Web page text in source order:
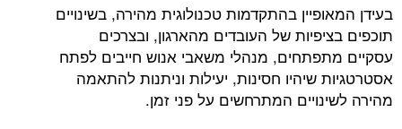
בעידן המאופיין בהתקדמות טכנולוגית מהירה, בשינויים
תוכפים בציפיות של העובדים מהארגון, ובצרכים
עסקיים מתפתחים, מנהלי משאבי אנוש חייבים לפתח
אסטרטגיות שיהיו חסינות, יעילות וניתנות להתאמה
מהירה לשינויים המתרחשים על פני זמן.